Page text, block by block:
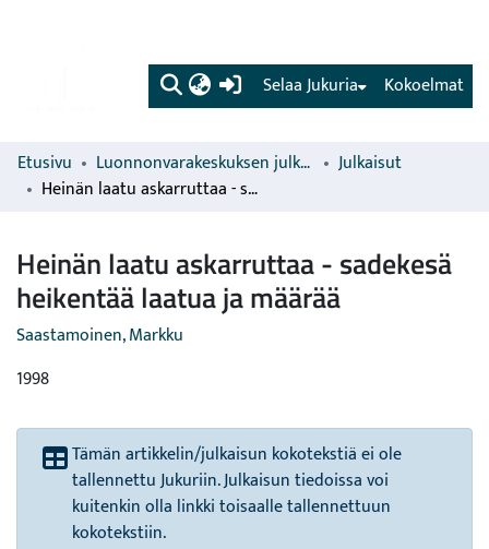
(current) Kokoelmat
Selaa Jukuria
Etusivu Luonnonvarakeskuksen julkaisut
Julkaisut
Heinän laatu askarruttaa - sadekesä heikentää laatua ja määrää
Heinän laatu askarruttaa - sadekesä
heikentää laatua ja määrää
Saastamoinen, Markku
1998
Tämän artikkelin/julkaisun kokotekstiä ei ole
tallennettu Jukuriin. Julkaisun tiedoissa voi
kuitenkin olla linkki toisaalle tallennettuun
kokotekstiin.